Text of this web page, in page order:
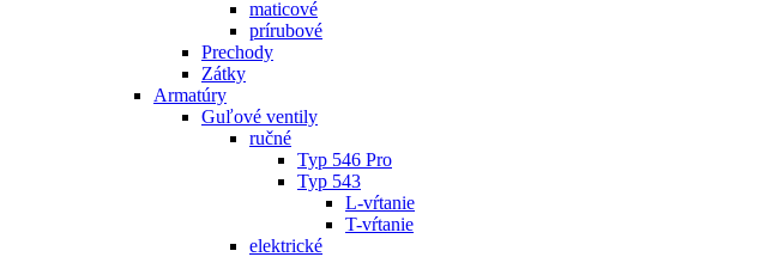
maticové
prírubové
Prechody
Zátky
Armatúry
Guľové ventily
ručné
Typ 546 Pro
Typ 543
L-vŕtanie
T-vŕtanie
elektrické